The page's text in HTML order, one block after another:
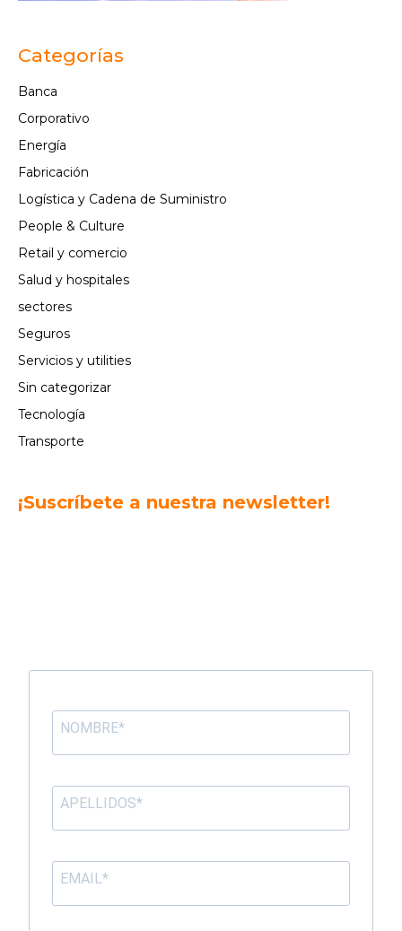
Categorías
Banca
Corporativo
Energía
Fabricación
Logística y Cadena de Suministro
People & Culture
Retail y comercio
Salud y hospitales
sectores
Seguros
Servicios y utilities
Sin categorizar
Tecnología
Transporte
¡Suscríbete a nuestra newsletter!